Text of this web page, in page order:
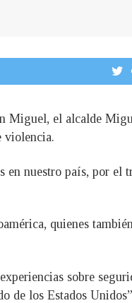
el alcalde
violencia.
nuestro país, por el
quienes
sobre
de los Estados